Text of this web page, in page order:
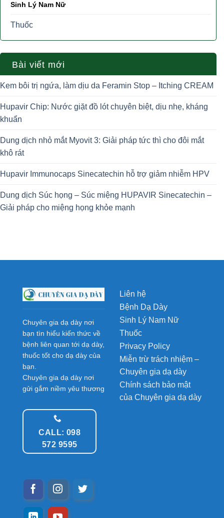
Sinh Lý Nam Nữ
Thuốc
Bài viết mới
Kem bôi trị ngứa, làm dịu da Feramin Stop – Itching CREAM
Hupavir Chip: Nước giặt đồ lót chuyên biệt, dịu nhẹ, kháng
khuẩn
Dung dịch nhỏ mắt Myovit 3: Giải pháp tức thì cho đôi mắt
khô rát
Hupavir Immunocaps Sinecatechin hỗ trợ giảm nhiễm HPV
Dung dịch Súc họng – Súc miệng HUPAVIR Sinecatechin –
Giải pháp cho miệng họng khỏe mạnh
Chuyên gia dạ dày nơi
bạn tìn hiểu kiến thức về
bệnh liên quan tới dạ dày,
thuốc tốt cho dạ dày của
bạn.
Chuyên gia dạ dày nơi
gửi gắm niềm yêu thương
CALL: 098
572 9595
Liên hệ
Bệnh Dạ Dày
Sinh Lý Nam Nữ
Thuốc
Privacy Policy
Miễn trừ trách nhiệm –
Chuyên gia dạ dày
Chính sách bảo mật
của Chuyên gia dạ dày